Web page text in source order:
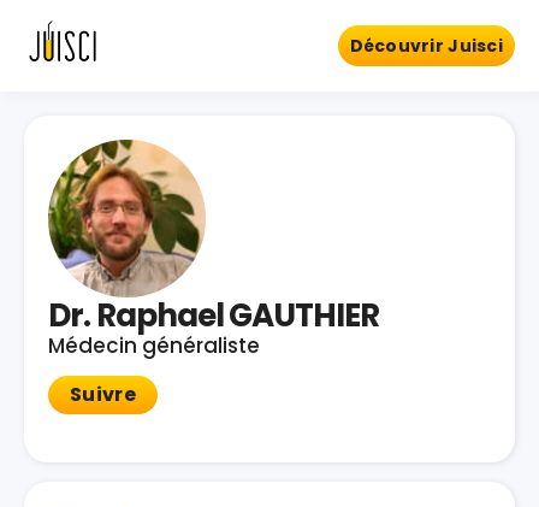
Découvrir Juisci
Dr. Raphael GAUTHIER
Médecin généraliste
Suivre